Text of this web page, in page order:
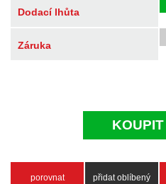
Dodací lhůta
Záruka
KOUPIT
porovnat přidat oblíbený